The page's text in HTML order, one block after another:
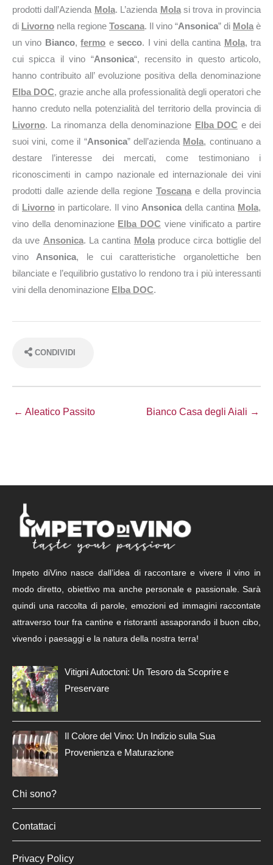
prodotti dall’Azienda Mola. L’azienda Molasi trova in provincia
di Livorno nella regione Toscana. Il vino “Ansonica” di Mola è
un vino Bianco,fermo esecco. I vini della cantina Mola, tra
cui spicca il vino “Ansonica“, recensito in questo articolo,
hanno contribuito all’ evoluzione positiva della denominazione
Elba DOC, grazie anche alla professionalità degli operatori che
hanno creduto nella potenzialità del territorio della provincia di
Livorno. La rinomanza della denominazione Elba DOC e dei
suoi vini, come il “Ansonica” dell’azienda Mola, continuano a
destare l’interesse dei mercati, come testimoniano i
riconoscimenti in campo nazionale ed internazionale dei vini
prodotti dalle aziende della regione Toscanae della provincia
di Livorno in particolare. Il vino Ansonica della cantina Mola,
vino della denominazione Elba DOC viene vinificato a partire
da uve Ansonica. La cantina Molaproduce circa bottiglie del
vino Ansonica, le cui caratteristiche organolettiche ben
bilanciate e l’equilibrio gustativo lo rendono tra i più interessanti
vini della denominazione Elba DOC.
CONDIVIDI
← Aleatico Passito Bianco Casa degli Aiali →
Impeto diVino nasce dall’idea di raccontare e vivere il vino in
modo diretto, obiettivo ma anche personale e passionale. Sarà
quindi una raccolta di parole, emozioni ed immagini raccontate
attraverso tour fra cantine e ristoranti assaporando il buon cibo,
vivendo i paesaggi e la natura della nostra terra!
Vitigni Autoctoni: Un Tesoro da Scoprire e
Preservare
Il Colore del Vino: Un Indizio sulla Sua
Provenienza e Maturazione
Chi sono?
Contattaci
Privacy Policy